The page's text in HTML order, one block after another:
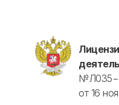
от 16
Новые курсы
Детская нутрициология
Молекулярная нутрициология
рекомендациям на портале НМО